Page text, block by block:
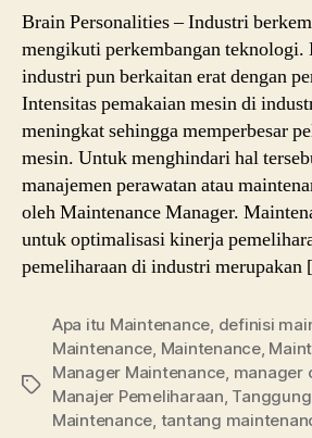
Brain Personalities – Industri
mengikuti perkembangan
industri pun berkaitan erat dengan
Intensitas pemakaian mesin di
meningkat sehingga memperbesar
mesin. Untuk menghindari hal
manajemen perawatan atau
oleh Maintenance Manager.
untuk optimalisasi kinerja
pemeliharaan di industri
Tags
Apa itu Maintenance, definisi
Maintenance, Maintenance,
Manager Maintenance, manager
Manajer Pemeliharaan,
Maintenance, tantang